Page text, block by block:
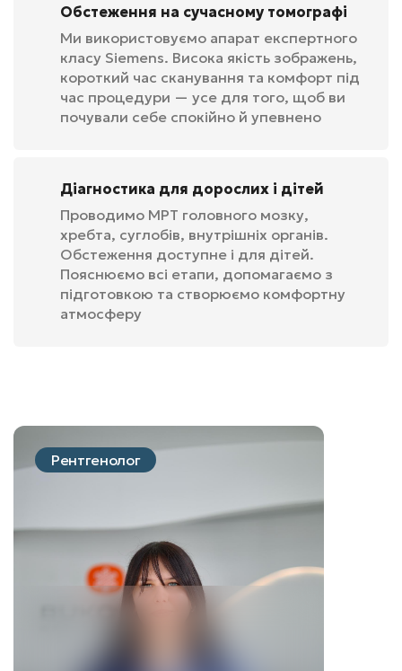
Обстеження на сучасному томографі
Ми використовуємо апарат експертного
класу Siemens. Висока якість зображень,
короткий час сканування та комфорт під
час процедури — усе для того, щоб ви
почували себе спокійно й упевнено
Діагностика для дорослих і дітей
Проводимо МРТ головного мозку,
хребта, суглобів, внутрішніх органів.
Обстеження доступне і для дітей.
Пояснюємо всі етапи, допомагаємо з
підготовкою та створюємо комфортну
атмосферу
РентгенологФернюк
Любомирівна
Я обрала медицину,
зокрема радіологію
бо вона для мене